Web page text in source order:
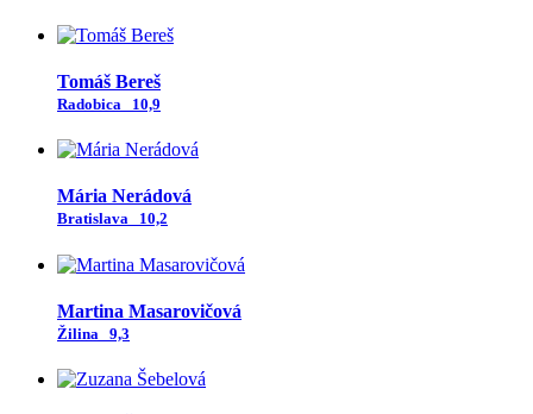
Tomáš Bereš
Radobica 10,9
Mária Nerádová
Bratislava 10,2
Martina Masarovičová
Žilina 9,3